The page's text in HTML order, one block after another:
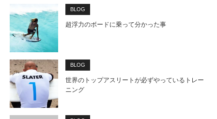
BLOG
超浮力のボードに乗って分かった事
BLOG
世界のトップアスリートが必ずやっているトレー
ニング